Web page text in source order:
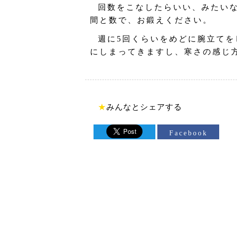
回数をこなしたらいい、みたい
間と数で、お鍛えください。
週に5回くらいをめどに腕立て
にしまってきますし、寒さの感じ
★みんなとシェアする
Facebook